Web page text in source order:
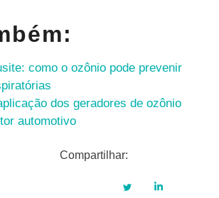
como o ozônio pode prevenir
dos geradores de ozônio
automotivo
Compartilhar: